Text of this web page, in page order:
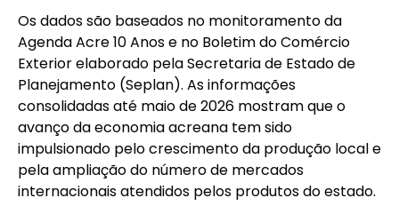
Os dados são baseados no monitoramento da
Agenda Acre 10 Anos e no Boletim do Comércio
Exterior elaborado pela Secretaria de Estado de
Planejamento (Seplan). As informações
consolidadas até maio de 2026 mostram que o
avanço da economia acreana tem sido
impulsionado pelo crescimento da produção local e
pela ampliação do número de mercados
internacionais atendidos pelos produtos do estado.